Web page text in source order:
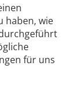
haben, wie
für uns